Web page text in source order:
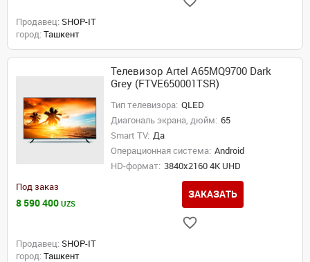
Продавец: SHOP-IT
город: Ташкент
Телевизор Artel A65MQ9700 Dark
Grey (FTVE650001TSR)
Тип телевизора: QLED
Диагональ экрана, дюйм: 65
Smart TV: Да
Операционная система: Android
HD-формат: 3840x2160 4K UHD
Под заказ
8 590 400 UZS
ЗАКАЗАТЬ
Продавец: SHOP-IT
город: Ташкент